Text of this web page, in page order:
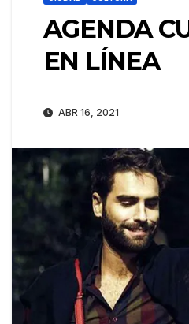
AGENDA
EN LÍNEA
ABR 16, 2021